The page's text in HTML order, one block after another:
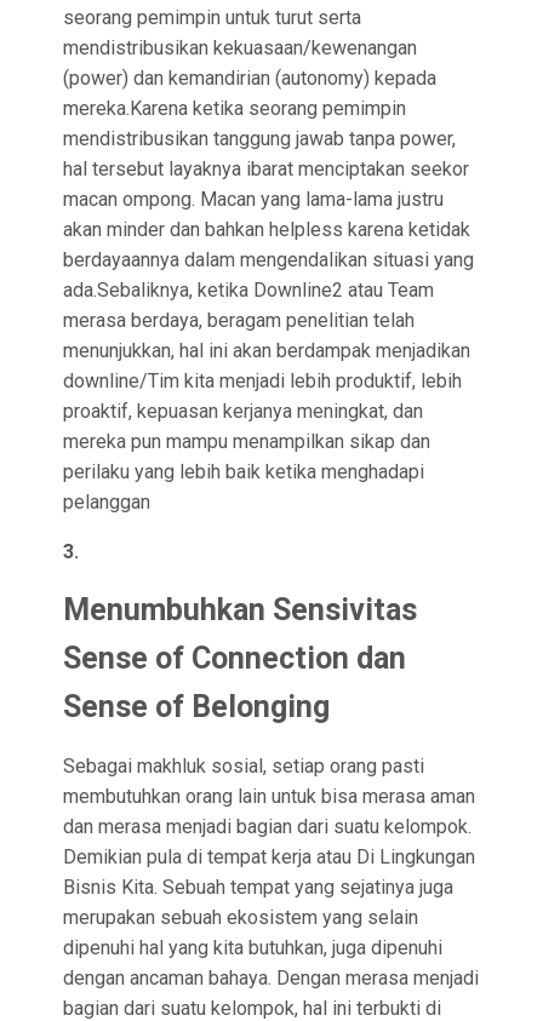
seorang pemimpin untuk turut serta
mendistribusikan kekuasaan/kewenangan
(power) dan kemandirian (autonomy) kepada
mereka.Karena ketika seorang pemimpin
mendistribusikan tanggung jawab tanpa power,
hal tersebut layaknya ibarat menciptakan seekor
macan ompong. Macan yang lama-lama justru
akan minder dan bahkan helpless karena ketidak
berdayaannya dalam mengendalikan situasi yang
ada.Sebaliknya, ketika Downline2 atau Team
merasa berdaya, beragam penelitian telah
menunjukkan, hal ini akan berdampak menjadikan
downline/Tim kita menjadi lebih produktif, lebih
proaktif, kepuasan kerjanya meningkat, dan
mereka pun mampu menampilkan sikap dan
perilaku yang lebih baik ketika menghadapi
pelanggan
3.
Menumbuhkan Sensivitas
Sense of Connection dan
Sense of Belonging
Sebagai makhluk sosial, setiap orang pasti
membutuhkan orang lain untuk bisa merasa aman
dan merasa menjadi bagian dari suatu kelompok.
Demikian pula di tempat kerja atau Di Lingkungan
Bisnis Kita. Sebuah tempat yang sejatinya juga
merupakan sebuah ekosistem yang selain
dipenuhi hal yang kita butuhkan, juga dipenuhi
dengan ancaman bahaya. Dengan merasa menjadi
bagian dari suatu kelompok, hal ini terbukti di